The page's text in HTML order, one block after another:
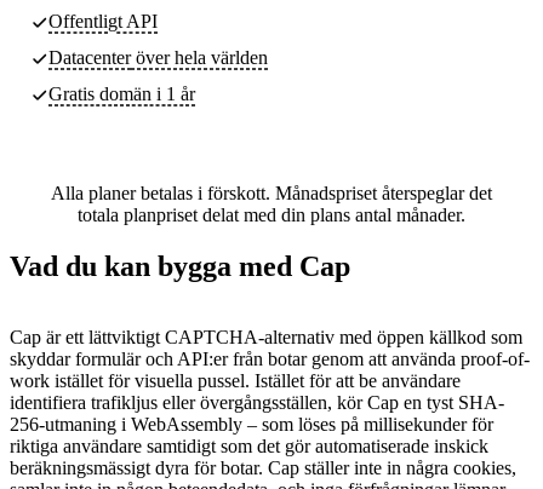
Offentligt API
Datacenteröver hela världen
Gratis domän i 1 år
Alla planer betalas i förskott. Månadspriset återspeglar det
totala planpriset delat med din plans antal månader.
Vad du kan bygga med Cap
Cap är ett lättviktigt CAPTCHA-alternativ med öppen källkod som
skyddar formulär och API:er från botar genom att använda proof-of-
work istället för visuella pussel. Istället för att be användare
identifiera trafikljus eller övergångsställen, kör Cap en tyst SHA-
256-utmaning i WebAssembly – som löses på millisekunder för
riktiga användare samtidigt som det gör automatiserade inskick
beräkningsmässigt dyra för botar. Cap ställer inte in några cookies,